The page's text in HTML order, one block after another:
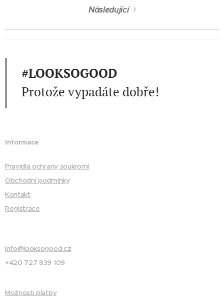
Následující
#LOOKSOGOOD
Protože vypadáte dobře!
Informace
Pravidla ochrany soukromí
Obchodní podmínky
Kontakt
Registrace
info@looksogood.cz
+420 727 839 109
Možnosti platby